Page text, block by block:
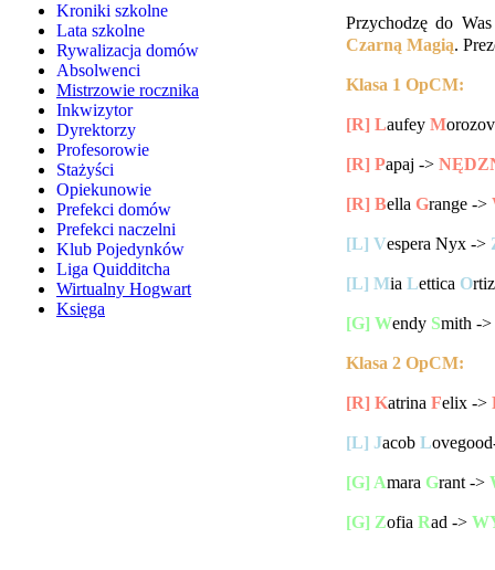
Kroniki szkolne
Lata szkolne
Rywalizacja domów
Absolwenci
Mistrzowie rocznika
Inkwizytor
Dyrektorzy
Profesorowie
Stażyści
Opiekunowie
Prefekci domów
Prefekci naczelni
Klub Pojedynków
Liga Quidditcha
Wirtualny Hogwart
Księga
Przychodzę do
Czarną Magią.
Klasa 1 OpCM:
[R] Laufey M
[R] Papaj ->
[R] Bella Grange ->
[L] Vespera Nyx ->
[L] Mia Lettica O
[G] Wendy Smith ->
Klasa 2 OpCM:
[R] Katrina Felix ->
[L] Jacob L
[G] Amara Grant ->
[G] Zofia Rad ->